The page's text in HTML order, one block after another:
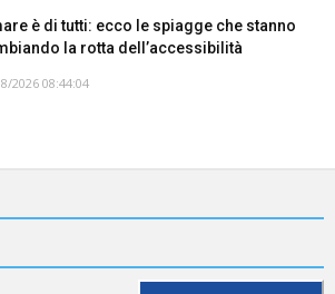
è di tutti: ecco le spiagge che stanno
la rotta dell’accessibilità
2026 08:44:04